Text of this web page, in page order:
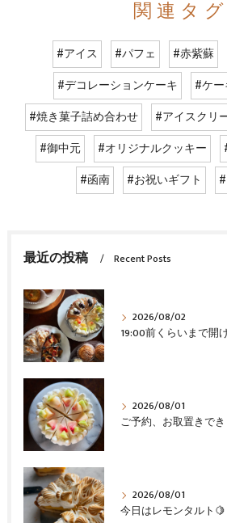
関連タグ
#アイス #パフェ #赤紫蘇
#デコレーションケーキ
#ケー
#焼き菓子詰め合わせ
#アイスクリ
#御中元
#オリジナルクッキー
#函南
#お祝いギフト
最近の投稿 Recent Posts
2026/08/02
19:00前くらいまで開
2026/08/01
ご予約、お取置きで
2026/08/01
今日はレモンタルト🍋